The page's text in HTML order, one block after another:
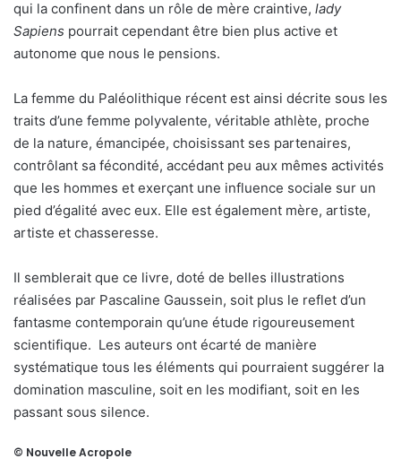
qui la confinent dans un rôle de mère craintive, lady
Sapiens pourrait cependant être bien plus active et
autonome que nous le pensions.
La femme du Paléolithique récent est ainsi décrite sous les
traits d’une femme polyvalente, véritable athlète, proche
de la nature, émancipée, choisissant ses partenaires,
contrôlant sa fécondité, accédant peu aux mêmes activités
que les hommes et exerçant une influence sociale sur un
pied d’égalité avec eux. Elle est également mère, artiste,
artiste et chasseresse.
Il semblerait que ce livre, doté de belles illustrations
réalisées par Pascaline Gaussein, soit plus le reflet d’un
fantasme contemporain qu’une étude rigoureusement
scientifique. Les auteurs ont écarté de manière
systématique tous les éléments qui pourraient suggérer la
domination masculine, soit en les modifiant, soit en les
passant sous silence.
© Nouvelle Acropole